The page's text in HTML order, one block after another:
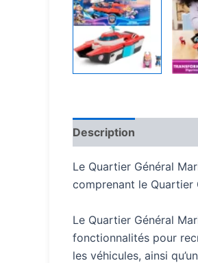
Description
Le Quartier Général
comprenant le Quartier
Le Quartier Général
fonctionnalités pour
les véhicules, ainsi